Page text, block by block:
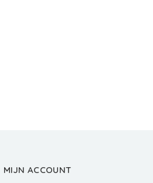
MIJN ACCOUNT